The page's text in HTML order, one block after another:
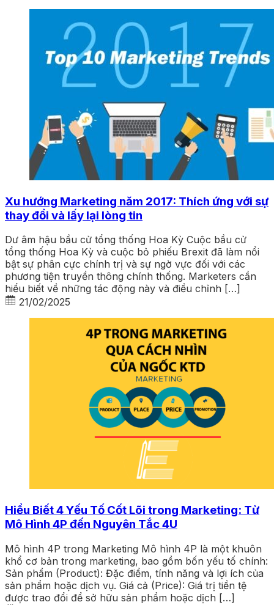
Xu hướng Marketing năm 2017: Thích ứng với sự
thay đổi và lấy lại lòng tin
Dư âm hậu bầu cử tổng thống Hoa Kỳ Cuộc bầu cử
tổng thống Hoa Kỳ và cuộc bỏ phiếu Brexit đã làm nổi
bật sự phân cực chính trị và sự ngờ vực đối với các
phương tiện truyền thông chính thống. Marketers cần
hiểu biết về những tác động này và điều chỉnh […]
21/02/2025
Hiểu Biết 4 Yếu Tố Cốt Lõi trong Marketing: Từ
Mô Hình 4P đến Nguyên Tắc 4U
Mô hình 4P trong Marketing Mô hình 4P là một khuôn
khổ cơ bản trong marketing, bao gồm bốn yếu tố chính:
Sản phẩm (Product): Đặc điểm, tính năng và lợi ích của
sản phẩm hoặc dịch vụ. Giá cả (Price): Giá trị tiền tệ
được trao đổi để sở hữu sản phẩm hoặc dịch […]